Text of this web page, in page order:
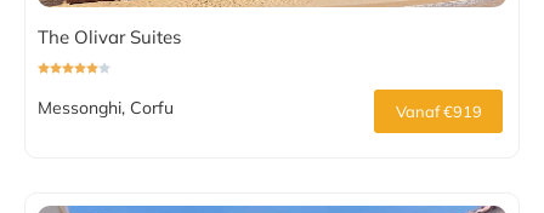
The Olivar Suites
Messonghi, Corfu Vanaf €919